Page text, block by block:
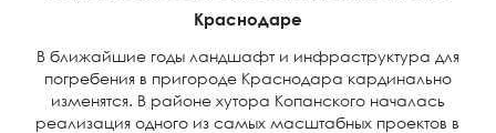
Краснодаре
В ближайшие годы ландшафт и инфраструктура для
погребения в пригороде Краснодара кардинально
изменятся. В районе хутора Копанского началась
реализация одного из самых масштабных проектов в